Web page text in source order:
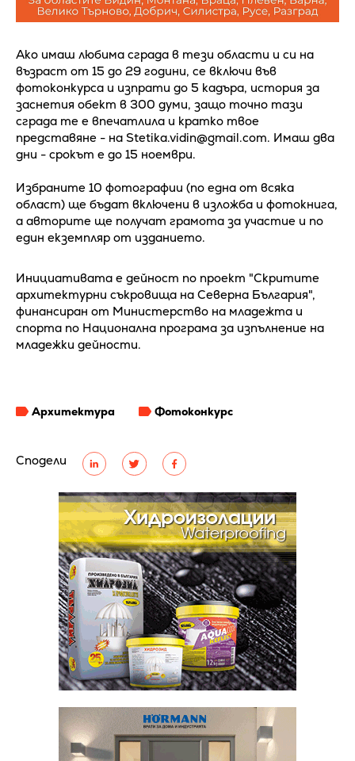
Сподели
Ако имаш любима сграда в тези области и си на
възраст от 15 до 29 години, се включи във
фотоконкурса и изпрати до 5 кадъра, история за
заснетия обект в 300 думи, защо точно тази
сграда те е впечатлила и кратко твое
представяне - на Stetika.vidin@gmail.com. Имаш два
дни - срокът е до 15 ноември.
Избраните 10 фотографии (по една от всяка
област) ще бъдат включени в изложба и фотокнига,
а авторите ще получат грамота за участие и по
един екземпляр от изданието.
Инициативата е дейност по проект "Скритите
архитектурни съкровища на Северна България",
финансиран от Министерство на младежта и
спорта по Национална програма за изпълнение на
младежки дейности.
Архитектура Фотоконкурс